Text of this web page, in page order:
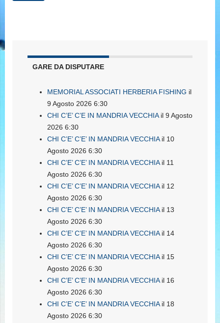
GARE DA DISPUTARE
MEMORIAL ASSOCIATI HERBERIA FISHING il
9 Agosto 2026 6:30
CHI C’E’ C’E IN MANDRIA VECCHIAil 9 Agosto
2026 6:30
CHI C’E’ C’E’ IN MANDRIA VECCHIAil 10
Agosto 2026 6:30
CHI C’E’ C’E’ IN MANDRIA VECCHIAil 11
Agosto 2026 6:30
CHI C’E’ C’E’ IN MANDRIA VECCHIAil 12
Agosto 2026 6:30
CHI C’E’ C’E’ IN MANDRIA VECCHIAil 13
Agosto 2026 6:30
CHI C’E’ C’E’ IN MANDRIA VECCHIAil 14
Agosto 2026 6:30
CHI C’E’ C’E’ IN MANDRIA VECCHIAil 15
Agosto 2026 6:30
CHI C’E’ C’E’ IN MANDRIA VECCHIAil 16
Agosto 2026 6:30
CHI C’E’ C’E’ IN MANDRIA VECCHIAil 18
Agosto 2026 6:30